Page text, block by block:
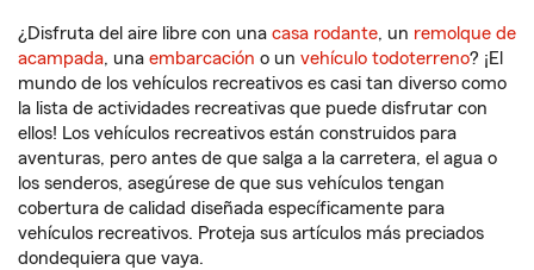
¿Disfruta del aire libre con una casa rodante, un remolque de
acampada, una embarcación o un vehículo todoterreno? ¡El
mundo de los vehículos recreativos es casi tan diverso como
la lista de actividades recreativas que puede disfrutar con
ellos! Los vehículos recreativos están construidos para
aventuras, pero antes de que salga a la carretera, el agua o
los senderos, asegúrese de que sus vehículos tengan
cobertura de calidad diseñada específicamente para
vehículos recreativos. Proteja sus artículos más preciados
dondequiera que vaya.